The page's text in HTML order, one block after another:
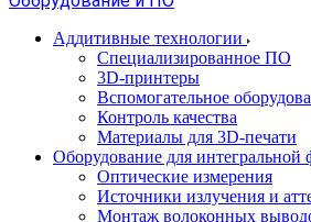
Аддитивные технологии
Специализированное ПО
3D-принтеры
Вспомогательное
Контроль качества
Материалы для 3D-печати
Оборудование для интегральной
Оптические измерения
Источники излучения и
Монтаж волоконных